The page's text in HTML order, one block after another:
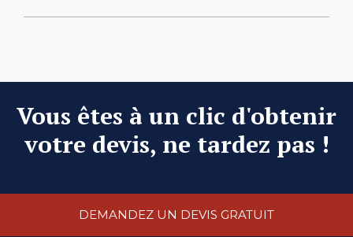
Vous êtes à un clic d'obtenir
votre devis, ne tardez pas !
DEMANDEZ UN DEVIS GRATUIT